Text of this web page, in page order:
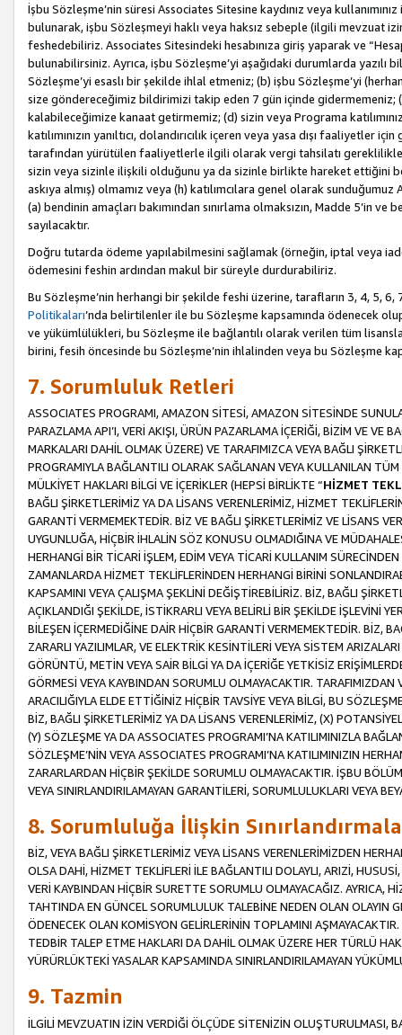
İşbu Sözleşme’nin süresi Associates Sitesine kaydınız veya
bulunarak, işbu Sözleşmeyi haklı veya haksız sebeple (ilgili mevzuat
feshedebiliriz. Associates Sitesindeki hesabınıza giriş yaparak ve
bulunabilirsiniz. Ayrıca, işbu Sözleşme’yi aşağıdaki durumlarda yazılı
Sözleşme’yi esaslı bir şekilde ihlal etmeniz; (b) işbu Sözleşme’yi
size göndereceğimiz bildirimizi takip eden 7 gün içinde gidermemeniz;
kalabileceğimize kanaat getirmemiz; (d) sizin veya Programa
katılımınızın yanıltıcı, dolandırıcılık içeren veya yasa dışı
tarafından yürütülen faaliyetlerle ilgili olarak vergi tahsilatı
sizin veya sizinle ilişkili olduğunu ya da sizinle birlikte hareket ettiğini
askıya almış) olmamız veya (h) katılımcılara genel olarak
(a) bendinin amaçları bakımından sınırlama olmaksızın, Madde 5’in
sayılacaktır.
Doğru tutarda ödeme yapılabilmesini sağlamak (örneğin, iptal veya
ödemesini feshin ardından makul bir süreyle durdurabiliriz.
Bu Sözleşme’nin herhangi bir şekilde feshi üzerine, tarafların 3, 4, 5,
Politikaları’nda belirtilenler ile bu Sözleşme kapsamında ödenecek
ve yükümlülükleri, bu Sözleşme ile bağlantılı olarak verilen tüm
birini, fesih öncesinde bu Sözleşme’nin ihlalinden veya bu Sözleşme
7. Sorumluluk Retleri
ASSOCIATES PROGRAMI, AMAZON SİTESİ, AMAZON SİTESİNDE
PARAZLAMA API’I, VERİ AKIŞI, ÜRÜN PAZARLAMA İÇERİĞİ, BİZİM VE VE
MARKALARI DAHİL OLMAK ÜZERE) VE TARAFIMIZCA VEYA BAĞLI
PROGRAMIYLA BAĞLANTILI OLARAK SAĞLANAN VEYA KULLANILAN
MÜLKİYET HAKLARI BİLGİ VE İÇERİKLER (HEPSİ BİRLİKTE “HİZMET
BAĞLI ŞİRKETLERİMİZ YA DA LİSANS VERENLERİMİZ, HİZMET
GARANTİ VERMEMEKTEDİR. BİZ VE BAĞLI ŞİRKETLERİMİZ VE LİSANS
UYGUNLUĞA, HİÇBİR İHLALİN SÖZ KONUSU OLMADIĞINA VE
HERHANGİ BİR TİCARİ İŞLEM, EDİM VEYA TİCARİ KULLANIM
ZAMANLARDA HİZMET TEKLİFLERİNDEN HERHANGİ BİRİNİ
KAPSAMINI VEYA ÇALIŞMA ŞEKLİNİ DEĞİŞTİREBİLİRİZ. BİZ, BAĞLI
AÇIKLANDIĞI ŞEKİLDE, İSTİKRARLI VEYA BELİRLİ BİR ŞEKİLDE İŞLEVİNİ
BİLEŞEN İÇERMEDİĞİNE DAİR HİÇBİR GARANTİ VERMEMEKTEDİR. BİZ,
ZARARLI YAZILIMLAR, VE ELEKTRİK KESİNTİLERİ VEYA SİSTEM
GÖRÜNTÜ, METİN VEYA SAİR BİLGİ YA DA İÇERİĞE YETKİSİZ
GÖRMESİ VEYA KAYBINDAN SORUMLU OLMAYACAKTIR.
ARACILIĞIYLA ELDE ETTİĞİNİZ HİÇBİR TAVSİYE VEYA BİLGİ, BU
BİZ, BAĞLI ŞİRKETLERİMİZ YA DA LİSANS VERENLERİMİZ, (X)
(Y) SÖZLEŞME YA DA ASSOCIATES PROGRAMI’NA KATILIMINIZLA
SÖZLEŞME’NİN VEYA ASSOCIATES PROGRAMI’NA KATILIMINIZIN
ZARARLARDAN HİÇBİR ŞEKİLDE SORUMLU OLMAYACAKTIR. İŞBU
VEYA SINIRLANDIRILAMAYAN GARANTİLERİ, SORUMLULUKLARI VEYA
8. Sorumluluğa İlişkin
BİZ, VEYA BAĞLI ŞİRKETLERİMİZ VEYA LİSANS VERENLERİMİZDEN
OLSA DAHİ, HİZMET TEKLİFLERİ İLE BAĞLANTILI DOLAYLI, ARIZİ,
VERİ KAYBINDAN HİÇBİR SURETTE SORUMLU OLMAYACAĞIZ. AYRICA,
TAHTINDA EN GÜNCEL SORUMLULUK TALEBİNE NEDEN OLAN OLAYIN
ÖDENECEK OLAN KOMİSYON GELİRLERİNİN TOPLAMINI
TEDBİR TALEP ETME HAKLARI DA DAHİL OLMAK ÜZERE HER TÜRLÜ
YÜRÜRLÜKTEKİ YASALAR KAPSAMINDA SINIRLANDIRILAMAYAN
9. Tazmin
İLGİLİ MEVZUATIN İZİN VERDİĞİ ÖLÇÜDE SİTENİZİN OLUŞTURULMASI,